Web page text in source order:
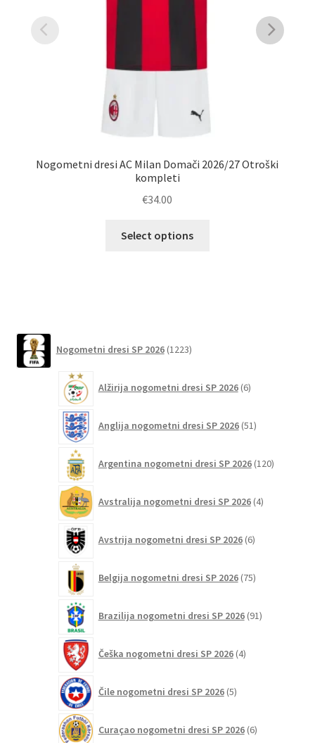
Nogometni dresi AC Milan Domači 2026/27 Otroški
kompleti
€34.00
Select options
strani
Nogometni dresi SP 2026 1223izdelkov
Alžirija nogometni dresi SP 2026 6izdelkov
Anglija nogometni dresi SP 2026 51izdelkov
Argentina nogometni dresi SP 2026 120izdelkov
Avstralija nogometni dresi SP 2026 4izdelki
Avstrija nogometni dresi SP 2026 6izdelkov
Belgija nogometni dresi SP 2026 75izdelkov
Brazilija nogometni dresi SP 2026 91izdelkov
Češka nogometni dresi SP 2026 4izdelki
Čile nogometni dresi SP 2026 5izdelkov
Curaçao nogometni dresi SP 2026 6izdelkov